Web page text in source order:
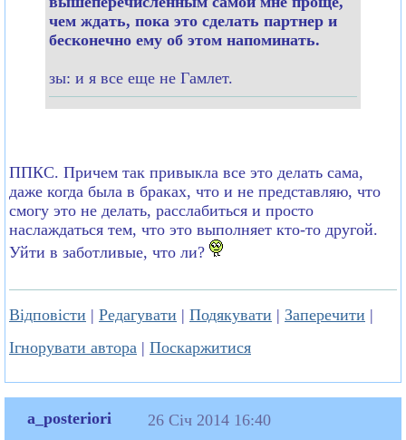
чем ждать, пока это сделать партнер и
бесконечно ему об этом напоминать.
зы: и я все еще не Гамлет.
ППКС. Причем так привыкла все это делать сама,
даже когда была в браках, что и не представляю, что
смогу это не делать, расслабиться и просто
наслаждаться тем, что это выполняет кто-то другой.
Уйти в заботливые, что ли?
Відповісти | Редагувати | Подякувати | Заперечити |
Ігнорувати автора | Поскаржитися
a_posteriori
26 Січ 2014 16:40